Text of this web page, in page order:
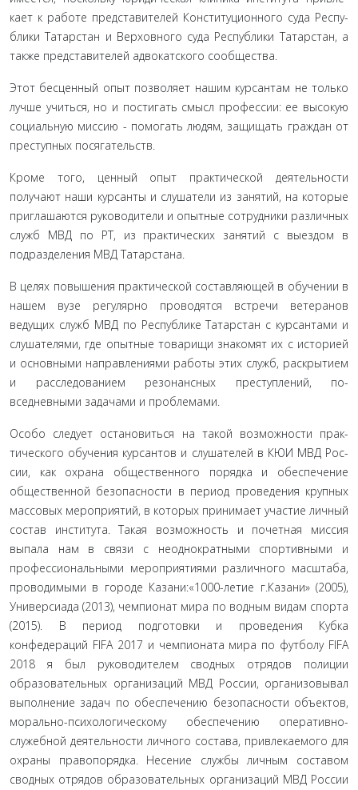
кает к работе представителей Конституционного суда Респу­
блики Татарстан и Верховного суда Республики Татарстан, а
также представителей адвокатского сообщества.
Этот бесценный опыт позволяет нашим курсантам не только
лучше учиться, но и постигать смысл профессии: ее высокую
социальную миссию - помогать людям, защи­щать граждан от
преступных посягательств.
Кроме того, ценный опыт практической деятельности
получают наши курсанты и слушатели из занятий, на ко­торые
приглашаются руководители и опытные сотрудники различных
служб МВД по РТ, из практических занятий с вы­ездом в
подразделения МВД Татарстана.
В целях повышения практической составляющей в обу­чении в
нашем вузе регулярно проводятся встречи ветеранов
ведущих служб МВД по Республике Татарстан с курсантами и
слушателями, где опытные товарищи знакомят их с исто­рией
и основными направлениями работы этих служб, рас­крытием
и расследованием резонансных преступлений, по­
вседневными задачами и проблемами.
Особо следует остановиться на такой возможности прак­
тического обучения курсантов и слушателей в КЮИ МВД Рос­
сии, как охрана общественного порядка и обеспечение
обще­ственной безопасности в период проведения крупных
массовых мероприятий, в которых принимает участие личный
состав института. Такая возможность и почетная миссия
выпала нам в связи с неоднократными спортивными и
профессиональны­ми мероприятиями различного масштаба,
проводимыми в го­роде Казани:«1000-летие г.Казани» (2005),
Универсиада (2013), чемпионат мира по водным видам спорта
(2015). В период подготовки и проведения Кубка
конфедераций FIFA 2017 и чемпионата мира по футболу FIFA
2018 я был руководителем сводных отрядов полиции
образовательных организаций МВД России, организовывал
выполнение задач по обеспечению без­опасности объектов,
морально-психологическому обеспечению оперативно-
служебной деятельности личного состава, привле­каемого для
охраны правопорядка. Несение службы личным составом
сводных отрядов образовательных организаций МВД России